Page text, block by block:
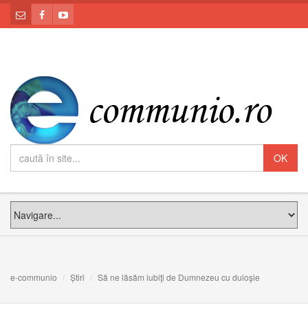
e-communio Știri Să ne lăsăm iubiţi de Dumnezeu cu duioşie